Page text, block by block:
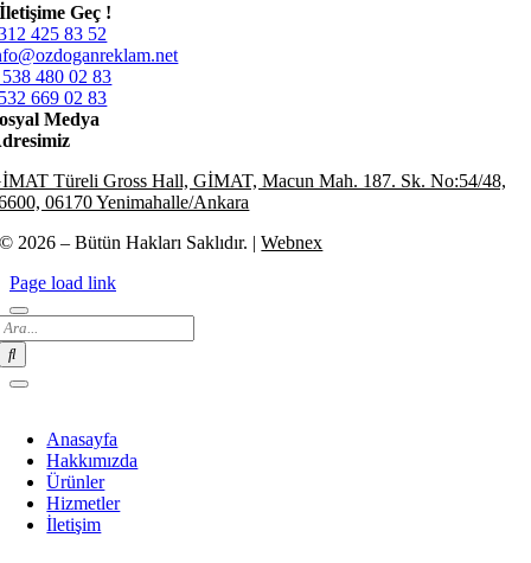
İletişime Geç !
425 83 52
480 02 83
669 02 83
Medya
Türeli Gross Hall, GİMAT, Macun Mah. 187. Sk. No:54/48,
06170 Yenimahalle/Ankara
© 2026 – Bütün Hakları Saklıdır. |Webnex
Page load link
Anasayfa
Hakkımızda
Ürünler
Hizmetler
İletişim